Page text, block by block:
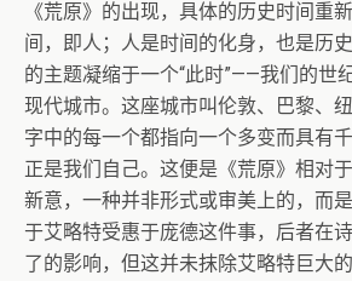
《荒原》的出现，具体的历史时间重
间，即人；人是时间的化身，也是历
的主题凝缩于一个“此时”——我们的世
现代城市。这座城市叫伦敦、巴黎、
字中的每一个都指向一个多变而具有
正是我们自己。这便是《荒原》相对
新意，一种并非形式或审美上的，而
于艾略特受惠于庞德这件事，后者在
了的影响，但这并未抹除艾略特巨大